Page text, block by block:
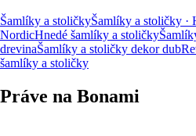
Šamlíky a stoličkyŠamlíky a stoličky ·
NordicHnedé šamlíky a stoličky
drevinaŠamlíky a stoličky dekor dub
šamlíky a stoličky
Práve na Bonami